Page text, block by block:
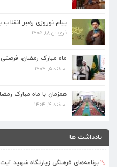
پیام نوروزی رهبر انقلاب
فروردین ۱۸, ۱۴۰۵
ماه مبارک رمضان،
اسفند ۵, ۱۴۰۴
همزمان با ماه مبارک
اسفند ۴, ۱۴۰۴
یادداشت ها
پیام نوروزی رهبر انقلاب به مناسبت آغاز
ماه مبارک رمضان، فرصتی طلایی برای
اسفند ۵, ۱۴۰۴
همزمان با ماه مبارک رمضان برنامه
اسفند ۴, ۱۴۰۴
برنامه‌های فرهنگی زیارتگاه شهید